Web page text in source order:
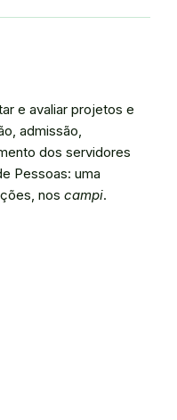
e avaliar projetos e
admissão,
dos servidores
Pessoas: uma
nos campi.